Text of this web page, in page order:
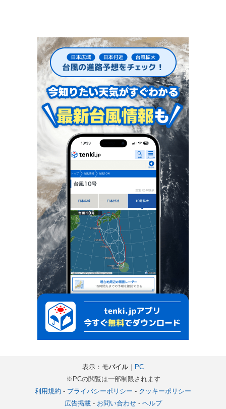
表示： モバイル｜ PC
※PCの閲覧は一部制限されます
利用規約 - プライバシーポリシー - クッキーポリシー
広告掲載- お問い合わせ- ヘルプ